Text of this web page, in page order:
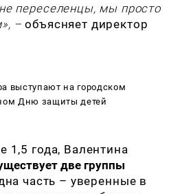
переселенцы, мы просто
–объясняет директор
выступают на городском
Дню защиты детей
1,5 года, Валентина
две группы
часть – уверенные в